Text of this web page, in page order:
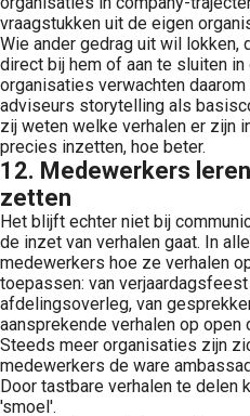
vraagstukken uit de eigen
Wie ander gedrag uit wil lokken,
direct bij hem of aan te sluiten
organisaties verwachten
adviseurs storytelling als
zij weten welke verhalen er zijn
precies inzetten, hoe beter.
12. Medewerkers
zetten
Het blijft echter niet bij
de inzet van verhalen gaat. In
medewerkers hoe ze verhalen
toepassen: van verjaardagsfeest
afdelingsoverleg, van
aansprekende verhalen op open
Steeds meer organisaties zijn
medewerkers de ware
Door tastbare verhalen te delen
'smoel'.